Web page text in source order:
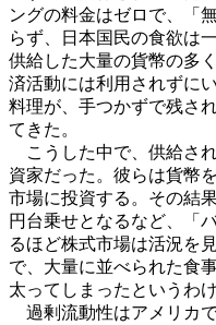
ングの料金はゼロで、「
らず、日本国民の食欲は
供給した大量の貨幣の多
済活動には利用されずに
料理が、手つかずで残さ
てきた。
こうした中で、供給さ
資家だった。彼らは貨幣
市場に投資する。その結
円台乗せとなるなど、「
るほど株式市場は活況を
で、大量に並べられた食
太ってしまったというわけ
過剰流動性はアメリカ